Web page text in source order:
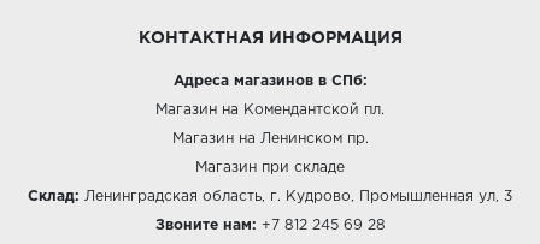
КОНТАКТНАЯ ИНФОРМАЦИЯ
Адреса магазинов в СПб:
Магазин на Комендантской пл.
Магазин на Ленинском пр.
Магазин при складе
Склад: Ленинградская область, г. Кудрово, Промышленная ул, 3
Звоните нам: +7 812 245 69 28